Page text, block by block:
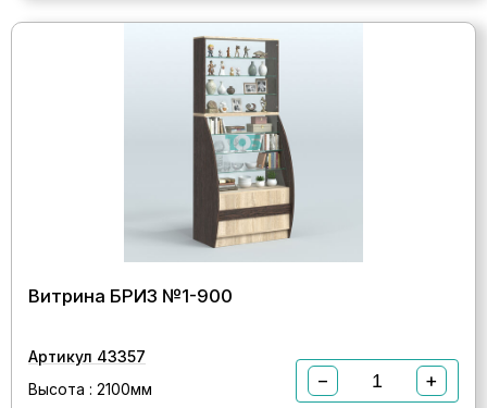
Витрина БРИЗ №1-900
Артикул 43357
Высота : 2100мм
− +